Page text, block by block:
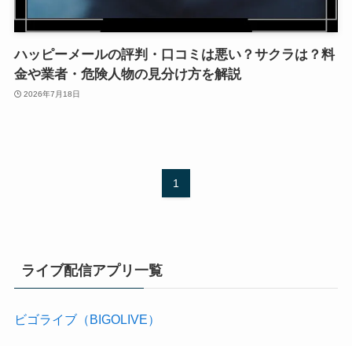
ハッピーメールの評判・口コミは悪い？サクラは？料
金や業者・危険人物の見分け方を解説
2026年7月18日
1
ライブ配信アプリ一覧
ビゴライブ（BIGOLIVE）